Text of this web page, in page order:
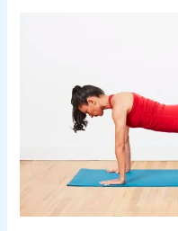
meilleures
techniques
débuter
efficacement